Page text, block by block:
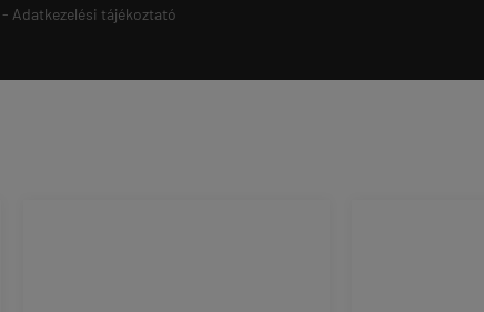
- Adatkezelési tájékoztató